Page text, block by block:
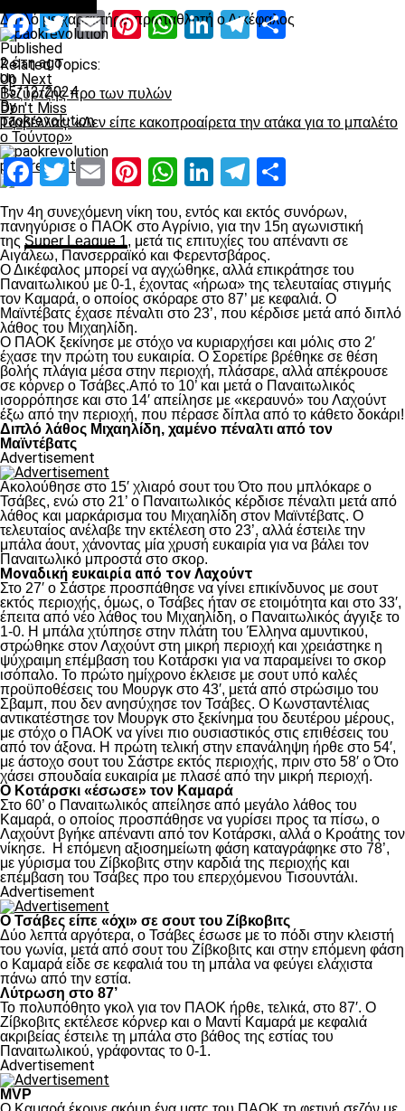
Facebook
Twitter
EmailPinterest
WhatsApp
LinkedIn
Telegram
Related Topics:
Up Next
Βεζυρτζής προ των πυλών
Don't Miss
Τζαβέλλας: «Δεν είπε κακοπροαίρετα την ατάκα για το μπαλέτο
ο Τούντορ»
paokrevolution
Διπλό με χαρακτήρα πρωταθλητή ο Δικέφαλος
Published
2 έτη ago
on
15/12/2024
By
paokrevolution
Facebook
Twitter
EmailPinterest
WhatsApp
LinkedIn
Telegram
Την 4η συνεχόμενη νίκη του, εντός και εκτός συνόρων,
πανηγύρισε ο ΠΑΟΚ στο Αγρίνιο, για την 15η αγωνιστική
της Super League 1, μετά τις επιτυχίες του απέναντι σε
Αιγάλεω, Πανσερραϊκό και Φερεντσβάρος.
Ο Δικέφαλος μπορεί να αγχώθηκε, αλλά επικράτησε του
Παναιτωλικού με 0-1, έχοντας «ήρωα» της τελευταίας στιγμής
τον Καμαρά, ο οποίος σκόραρε στο 87’ με κεφαλιά. Ο
Μαϊντέβατς έχασε πέναλτι στο 23’, που κέρδισε μετά από διπλό
λάθος του Μιχαηλίδη.
Ο ΠΑΟΚ ξεκίνησε με στόχο να κυριαρχήσει και μόλις στο 2′
έχασε την πρώτη του ευκαιρία. Ο Σορετίρε βρέθηκε σε θέση
βολής πλάγια μέσα στην περιοχή, πλάσαρε, αλλά απέκρουσε
σε κόρνερ ο Τσάβες.Από το 10’ και μετά ο Παναιτωλικός
ισορρόπησε και στο 14′ απείλησε με «κεραυνό» του Λαχούντ
έξω από την περιοχή, που πέρασε δίπλα από το κάθετο δοκάρι!
Διπλό λάθος Μιχαηλίδη, χαμένο πέναλτι από τον
Μαϊντέβατς
Advertisement
Ακολούθησε στο 15′ χλιαρό σουτ του Ότο που μπλόκαρε ο
Τσάβες, ενώ στο 21’ ο Παναιτωλικός κέρδισε πέναλτι μετά από
λάθος και μαρκάρισμα του Μιχαηλίδη στον Μαϊντέβατς. Ο
τελευταίος ανέλαβε την εκτέλεση στο 23’, αλλά έστειλε την
μπάλα άουτ, χάνοντας μία χρυσή ευκαιρία για να βάλει τον
Παναιτωλικό μπροστά στο σκορ.
Μοναδική ευκαιρία από τον Λαχούντ
Στο 27′ ο Σάστρε προσπάθησε να γίνει επικίνδυνος με σουτ
εκτός περιοχής, όμως, ο Τσάβες ήταν σε ετοιμότητα και στο 33′,
έπειτα από νέο λάθος του Μιχαηλίδη, ο Παναιτωλικός άγγιξε το
1-0. Η μπάλα χτύπησε στην πλάτη του Έλληνα αμυντικού,
στρώθηκε στον Λαχούντ στη μικρή περιοχή και χρειάστηκε η
ψύχραιμη επέμβαση του Κοτάρσκι για να παραμείνει το σκορ
ισόπαλο. Το πρώτο ημίχρονο έκλεισε με σουτ υπό καλές
προϋποθέσεις του Μουργκ στο 43′, μετά από στρώσιμο του
Σβαμπ, που δεν ανησύχησε τον Τσάβες. Ο Κωνσταντέλιας
αντικατέστησε τον Μουργκ στο ξεκίνημα του δευτέρου μέρους,
με στόχο ο ΠΑΟΚ να γίνει πιο ουσιαστικός στις επιθέσεις του
από τον άξονα. Η πρώτη τελική στην επανάληψη ήρθε στο 54′,
με άστοχο σουτ του Σάστρε εκτός περιοχής, πριν στο 58′ ο Ότο
χάσει σπουδαία ευκαιρία με πλασέ από την μικρή περιοχή.
Ο Κοτάρσκι «έσωσε» τον Καμαρά
Στο 60’ ο Παναιτωλικός απείλησε από μεγάλο λάθος του
Καμαρά, ο οποίος προσπάθησε να γυρίσει προς τα πίσω, ο
Λαχούντ βγήκε απέναντι από τον Κοτάρσκι, αλλά ο Κροάτης τον
νίκησε. Η επόμενη αξιοσημείωτη φάση καταγράφηκε στο 78’,
με γύρισμα του Ζίβκοβιτς στην καρδιά της περιοχής και
επέμβαση του Τσάβες προ του επερχόμενου Τισουντάλι.
Advertisement
Ο Τσάβες είπε «όχι» σε σουτ του Ζίβκοβιτς
Δύο λεπτά αργότερα, ο Τσάβες έσωσε με το πόδι στην κλειστή
του γωνία, μετά από σουτ του Ζίβκοβιτς και στην επόμενη φάση
ο Καμαρά είδε σε κεφαλιά του τη μπάλα να φεύγει ελάχιστα
πάνω από την εστία.
Λύτρωση στο 87’
Το πολυπόθητο γκολ για τον ΠΑΟΚ ήρθε, τελικά, στο 87′. Ο
Ζίβκοβιτς εκτέλεσε κόρνερ και ο Μαντί Καμαρά με κεφαλιά
ακριβείας έστειλε τη μπάλα στο βάθος της εστίας του
Παναιτωλικού, γράφοντας το 0-1.
Advertisement
MVP